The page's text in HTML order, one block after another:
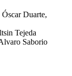
Duarte,
Tejeda
Saborio